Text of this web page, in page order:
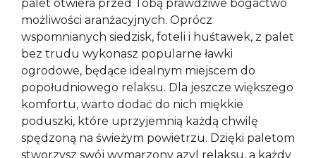
palet otwiera przed Tobą prawdziwe bogactwo
możliwości aranżacyjnych. Oprócz
wspomnianych siedzisk, foteli i huśtawek, z palet
bez trudu wykonasz popularne ławki
ogrodowe, będące idealnym miejscem do
popołudniowego relaksu. Dla jeszcze większego
komfortu, warto dodać do nich miękkie
poduszki, które uprzyjemnią każdą chwilę
spędzoną na świeżym powietrzu. Dzięki paletom
stworzysz swój wymarzony azyl relaksu, a każdy